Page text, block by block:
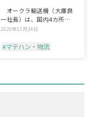
オークラ輸送機（大庫良
一社長）は、国内4カ所目
の生産拠点となる「三木第
2020年11月24日
#マテハン・物流